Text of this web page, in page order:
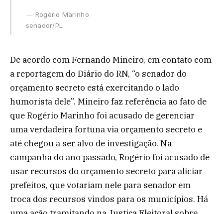
Rogério Marinho
senador/PL
De acordo com Fernando Mineiro, em contato com
a reportagem do Diário do RN, “o senador do
orçamento secreto está exercitando o lado
humorista dele”. Mineiro faz referência ao fato de
que Rogério Marinho foi acusado de gerenciar
uma verdadeira fortuna via orçamento secreto e
até chegou a ser alvo de investigação. Na
campanha do ano passado, Rogério foi acusado de
usar recursos do orçamento secreto para aliciar
prefeitos, que votariam nele para senador em
troca dos recursos vindos para os municípios. Há